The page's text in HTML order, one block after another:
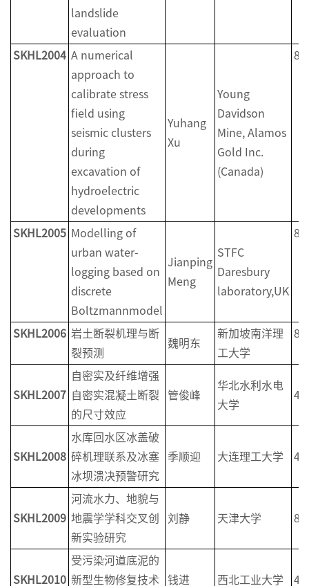
landslide
evaluation
SKHL2004 A numerical
approach to
calibrate stress
field using
seismic clusters
during
excavation of
hydroelectric
developments
Yuhang
Xu
Young
Davidson
Mine, Alamos
Gold Inc.
(Canada)
8
SKHL2005 Modelling of
urban water-
logging based on
discrete
Boltzmannmodel
Jianping
Meng
STFC
Daresbury
laboratory,UK
8
SKHL2006 岩土断裂机理与断
裂预测
魏明东
新加坡南洋理
工大学
8
SKHL2007
自密实及纤维增强
自密实混凝土断裂
的尺寸效应
管俊峰
华北水利水电
大学
4
SKHL2008
水库回水区冰盖破
碎机理联系及冰塞
冰坝溃决预警研究
季顺迎 大连理工大学 4
SKHL2009
河流水力、地貌与
地震学学科交叉创
新实验研究
刘静 天津大学 8
SKHL2010
受污染河道底泥的
新型生物修复技术
钱进 西北工业大学 4